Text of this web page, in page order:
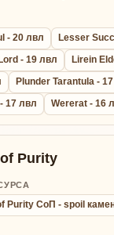
- 20 лвл
Lesser
- 19 лвл
Lirein
Plunder Tarantula -
17 лвл
Wererat - 16
Purity
Purity СоП - spoil